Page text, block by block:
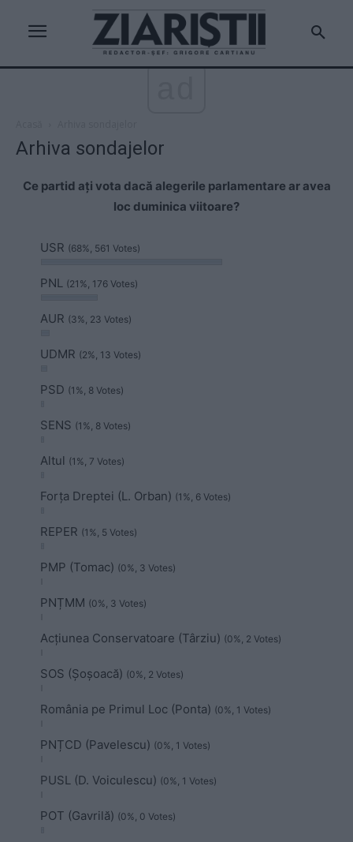
Arhiva sondajelor
Ce partid ați vota dacă alegerile parlamentare ar avea
loc duminica viitoare?
USR (68%, 561 Votes)
PNL (21%, 176 Votes)
AUR (3%, 23 Votes)
UDMR (2%, 13 Votes)
PSD (1%, 8 Votes)
SENS (1%, 8 Votes)
Altul (1%, 7 Votes)
Forța Dreptei (L. Orban) (1%, 6 Votes)
REPER (1%, 5 Votes)
PMP (Tomac) (0%, 3 Votes)
PNȚMM (0%, 3 Votes)
Acțiunea Conservatoare (Târziu) (0%, 2 Votes)
SOS (Șoșoacă) (0%, 2 Votes)
România pe Primul Loc (Ponta) (0%, 1 Votes)
PNȚCD (Pavelescu) (0%, 1 Votes)
PUSL (D. Voiculescu) (0%, 1 Votes)
POT (Gavrilă) (0%, 0 Votes)